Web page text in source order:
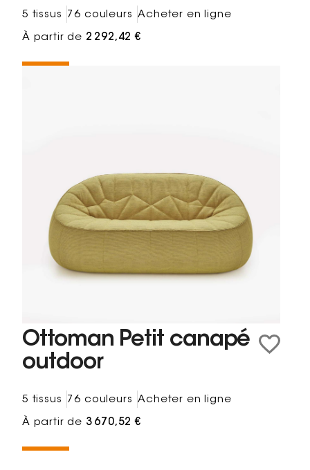
5 tissus 76 couleurs Acheter en ligne
À partir de 2 292,42 €
Ottoman Petit canapé
outdoor
5 tissus 76 couleurs Acheter en ligne
À partir de 3 670,52 €